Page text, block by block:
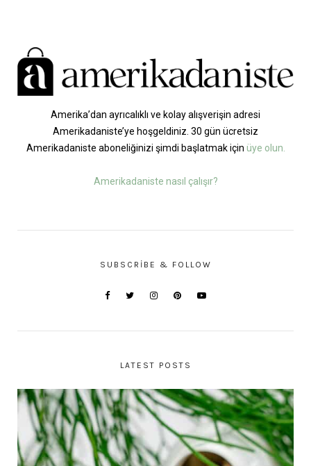
Amerika’dan ayrıcalıklı ve kolay alışverişin adresi
Amerikadaniste’ye hoşgeldiniz. 30 gün ücretsiz
Amerikadaniste aboneliğinizi şimdi başlatmak için üye olun.
Amerikadaniste nasıl çalışır?
SUBSCRIBE & FOLLOW
LATEST POSTS